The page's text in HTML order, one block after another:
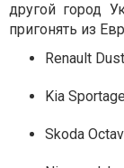
другой город
пригонять из
Renault
Kia
Skoda